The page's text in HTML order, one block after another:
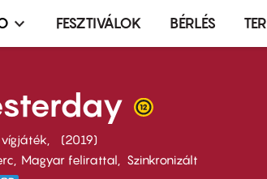
FESZTIVÁLOK BÉRLÉS
2019
Magyar felirattal Szinkronizált